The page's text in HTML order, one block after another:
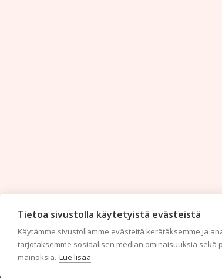
Tietoa sivustolla käytetyistä evästeistä
Käytämme sivustollamme evästeitä kerätäksemme ja
tarjotaksemme sosiaalisen median ominaisuuksia
mainoksia. Lue lisää